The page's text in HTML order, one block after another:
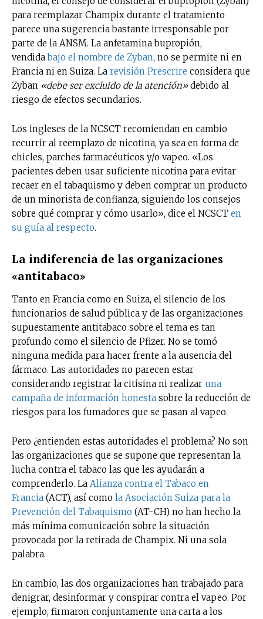
para reemplazar Champix durante el tratamiento
parece una sugerencia bastante irresponsable por
parte de la ANSM. La anfetamina bupropión,
vendida bajo el nombre de Zyban, no se permite ni en
Francia ni en Suiza. La revisión Prescrire considera que
Zyban «debe ser excluido de la atención»debido al
riesgo de efectos secundarios.
Los ingleses de la NCSCT recomiendan en cambio
recurrir al reemplazo de nicotina, ya sea en forma de
chicles, parches farmacéuticos y/o vapeo. «Los
pacientes deben usar suficiente nicotina para evitar
recaer en el tabaquismo y deben comprar un producto
de un minorista de confianza, siguiendo los consejos
sobre qué comprar y cómo usarlo», dice el NCSCT en
su guía al respecto.
La indiferencia de las organizaciones
«antitabaco»
Tanto en Francia como en Suiza, el silencio de los
funcionarios de salud pública y de las organizaciones
supuestamente antitabaco sobre el tema es tan
profundo como el silencio de Pfizer. No se tomó
ninguna medida para hacer frente a la ausencia del
fármaco. Las autoridades no parecen estar
considerando registrar la citisina ni realizar una
campaña de información honesta sobre la reducción de
riesgos para los fumadores que se pasan al vapeo.
Pero ¿entienden estas autoridades el problema? No son
las organizaciones que se supone que representan la
lucha contra el tabaco las que les ayudarán a
comprenderlo. La Alianza contra el Tabaco en
Francia (ACT), así como la Asociación Suiza para la
Prevención del Tabaquismo (AT-CH) no han hecho la
más mínima comunicación sobre la situación
provocada por la retirada de Champix. Ni una sola
palabra.
En cambio, las dos organizaciones han trabajado para
denigrar, desinformar y conspirar contra el vapeo. Por
ejemplo, firmaron conjuntamente una carta a los